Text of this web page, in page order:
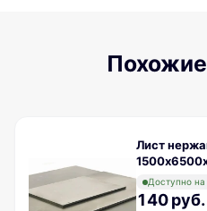
Лист
Доступно на
140 руб.